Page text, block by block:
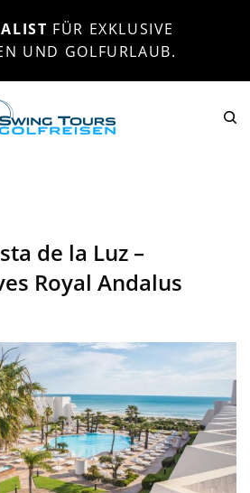
FÜR EXKLUSIVE
UND GOLFURLAUB.
de la Luz –
Royal Andalus